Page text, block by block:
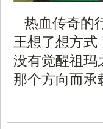
热血传奇的
王想了想方式
没有觉醒祖玛
那个方向而承